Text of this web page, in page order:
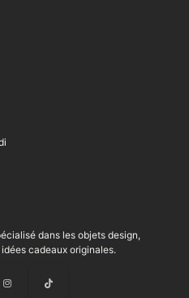
dans les objets design,
cadeaux originales.